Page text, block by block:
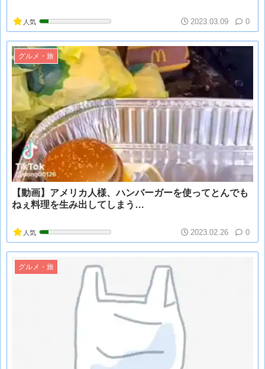
人気 2023.03.09 0
グルメ・旅
【動画】アメリカ人様、ハンバーガーを使ってとんでも
ねぇ料理を生み出してしまう…
人気 2023.02.26 0
グルメ・旅